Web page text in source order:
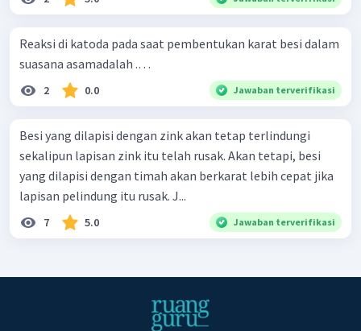
Reaksi di katoda pada saat pembentukan karat besi dalam
suasana asamadalah .…
2 0.0 Jawaban terverifikasi
Besi yang dilapisi dengan zink akan tetap terlindungi
sekalipun lapisan zink itu telah rusak. Akan tetapi, besi
yang dilapisi dengan timah akan berkarat lebih cepat jika
lapisan pelindung itu rusak. J...
7 5.0 Jawaban terverifikasi